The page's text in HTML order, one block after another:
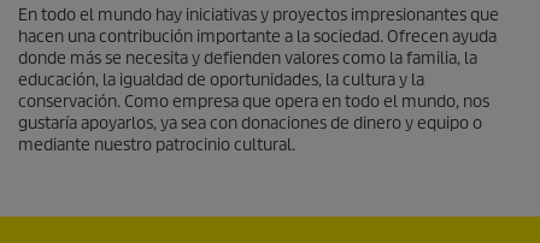
En todo el mundo hay iniciativas y proyectos impresionantes que
hacen una contribución importante a la sociedad. Ofrecen ayuda
donde más se necesita y defienden valores como la familia, la
educación, la igualdad de oportunidades, la cultura y la
conservación. Como empresa que opera en todo el mundo, nos
gustaría apoyarlos, ya sea con donaciones de dinero y equipo o
mediante nuestro patrocinio cultural.